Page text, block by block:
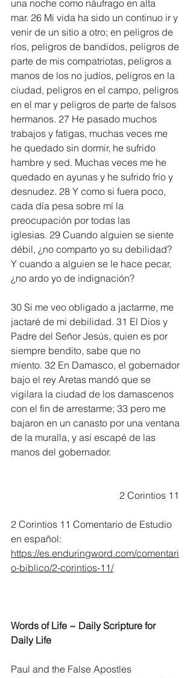
una noche como náufrago en alta
mar. 26 Mi vida ha sido un continuo ir y
venir de un sitio a otro; en peligros de
ríos, peligros de bandidos, peligros de
parte de mis compatriotas, peligros a
manos de los no judíos, peligros en la
ciudad, peligros en el campo, peligros
en el mar y peligros de parte de falsos
hermanos. 27 He pasado muchos
trabajos y fatigas, muchas veces me
he quedado sin dormir, he sufrido
hambre y sed. Muchas veces me he
quedado en ayunas y he sufrido frío y
desnudez. 28 Y como si fuera poco,
cada día pesa sobre mí la
preocupación por todas las
iglesias. 29 Cuando alguien se siente
débil, ¿no comparto yo su debilidad?
Y cuando a alguien se le hace pecar,
¿no ardo yo de indignación?
30 Si me veo obligado a jactarme, me
jactaré de mi debilidad. 31 El Dios y
Padre del Señor Jesús, quien es por
siempre bendito, sabe que no
miento. 32 En Damasco, el gobernador
bajo el rey Aretas mandó que se
vigilara la ciudad de los damascenos
con el fin de arrestarme; 33 pero me
bajaron en un canasto por una ventana
de la muralla, y así escapé de las
manos del gobernador.
                                             2 Corintios 11
2 Corintios 11 Comentario de Estudio
en español:
https://es.enduringword.com/comentari
o-biblico/2-corintios-11/
Words of Life ~ Daily Scripture for
Daily Life
Paul and the False Apostles